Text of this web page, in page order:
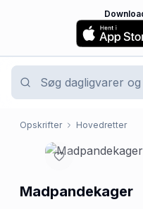
Opskrifter Hovedretter
Madpandekager